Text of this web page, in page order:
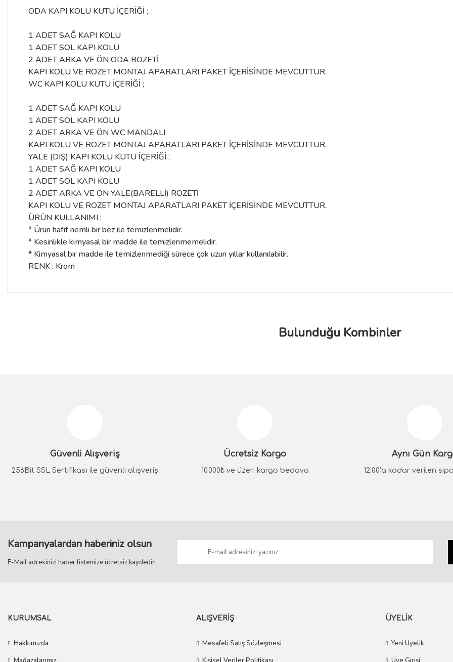
ODA KAPI KOLU KUTU İÇERİĞİ ;
1 ADET SAĞ KAPI KOLU
1 ADET SOL KAPI KOLU
2 ADET ARKA VE ÖN ODA ROZETİ
KAPI KOLU VE ROZET MONTAJ APARATLARI PAKET İÇERİSİNDE MEVCUTTUR.
WC KAPI KOLU KUTU İÇERİĞİ ;
1 ADET SAĞ KAPI KOLU
1 ADET SOL KAPI KOLU
2 ADET ARKA VE ÖN WC MANDALI
KAPI KOLU VE ROZET MONTAJ APARATLARI PAKET İÇERİSİNDE MEVCUTTUR.
YALE (DIŞ) KAPI KOLU KUTU İÇERİĞİ ;
1 ADET SAĞ KAPI KOLU
1 ADET SOL KAPI KOLU
2 ADET ARKA VE ÖN YALE(BARELLİ) ROZETİ
KAPI KOLU VE ROZET MONTAJ APARATLARI PAKET İÇERİSİNDE MEVCUTTUR.
ÜRÜN KULLANIMI ;
* Ürün hafif nemli bir bez ile temizlenmelidir.
* Kesinlikle kimyasal bir madde ile temizlenmemelidir.
* Kimyasal bir madde ile temizlenmediği sürece çok uzun yıllar kullanılabilir.
RENK : Krom
Bu ürünün fiyat bilgisi, resim, ürün açıklamalarında ve diğer konularda yetersiz gördüğünüz noktaları öneri formunu kullanarak tarafımıza
Bulunduğu Kombinler
System System METIS Krom Kapı Kolu
Güvenli Alışveriş
256Bit SSL Sertifikası ile güvenli alışveriş
Ücretsiz Kargo
10.000₺ ve üzeri kargo bedava
Aynı Gün
12:00’a kadar verilen
Kampanyalardan haberiniz olsun
E-Mail adresinizi haber listemize ücretsiz kaydedin
KURUMSAL
Hakkımızda
ALIŞVERİŞ
Mesafeli Satış Sözleşmesi
ÜYELİK
Yeni Üyelik